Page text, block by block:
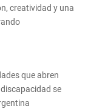
creatividad y una
que abren
se